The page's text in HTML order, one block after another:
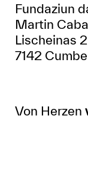
Fundaziun
Martin
Lischeinas
7142
Von Herzen